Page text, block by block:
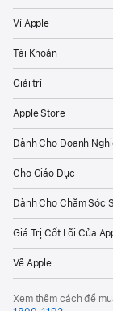
Ví Apple
Tài Khoản
Giải trí
Apple Store
Dành Cho Doanh
Cho Giáo Dục
Dành Cho Chăm Sóc
Giá Trị Cốt Lõi Của
Về Apple
Xem thêm cách để